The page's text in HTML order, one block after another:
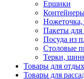
Ершики
Ножеточка,
Пакеты для
Посуда из
Столовые
Терки,
Товары для
Товары для